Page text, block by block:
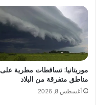
موريتانيا: تساقطات مطرية على
مناطق متفرقة من البلاد
أغسطس 8, 2026